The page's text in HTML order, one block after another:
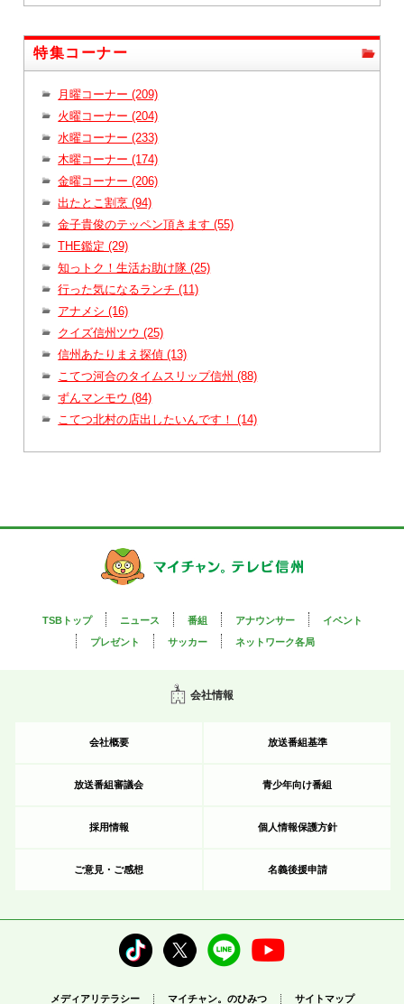
特集コーナー
月曜コーナー (209)
火曜コーナー (204)
水曜コーナー (233)
木曜コーナー (174)
金曜コーナー (206)
出たとこ割烹 (94)
金子貴俊のテッペン頂きます (55)
THE鑑定 (29)
知っトク！生活お助け隊 (25)
行った気になるランチ (11)
アナメシ (16)
クイズ信州ツウ (25)
信州あたりまえ探偵 (13)
こてつ河合のタイムスリップ信州 (88)
ずんマンモウ (84)
こてつ北村の店出したいんです！ (14)
TSBトップ ニュース 番組 アナウンサー
イベント
プレゼント
サッカー ネットワーク各局
会社情報
会社概要 放送番組基準
放送番組審議会 青少年向け番組
採用情報 個人情報保護方針
ご意見・ご感想 名義後援申請
メディアリテラシー マイチャン。のひみつ サイトマップ